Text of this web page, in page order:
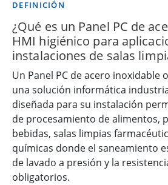
DEFINICIÓN
¿Qué es un Panel PC de
HMI higiénico para
instalaciones de salas
Un Panel PC de acero inoxidable
una solución informática
diseñada para su instalación
de procesamiento de alimentos,
bebidas, salas limpias
químicas donde el saneamiento
de lavado a presión y la
obligatorios.